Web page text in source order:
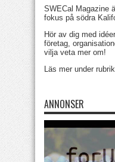
SWECal Magazine
fokus på södra
Hör av dig med
företag,
vilja veta mer om!
Läs mer under
ANNONSER